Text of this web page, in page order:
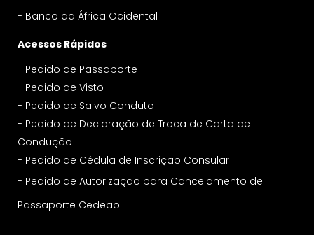
- Banco da África Ocidental
Acessos Rápidos
- Pedido de Passaporte
- Pedido de Visto
- Pedido de Salvo Conduto
- Pedido de Declaração de Troca de Carta de
Condução
- Pedido de Cédula de Inscrição Consular
- Pedido de Autorização para Cancelamento de
Passaporte Cedeao